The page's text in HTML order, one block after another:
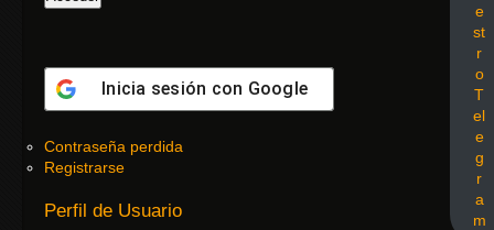
Inicia sesión con Google
Contraseña perdida
Registrarse
Perfil de Usuario
e
st
r
o
T
el
e
g
r
a
m